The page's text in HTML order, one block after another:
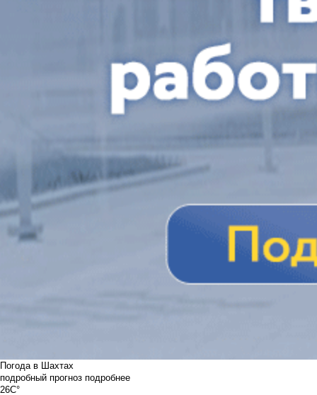
Погода в Шахтах
подробный прогноз подробнее
26C°